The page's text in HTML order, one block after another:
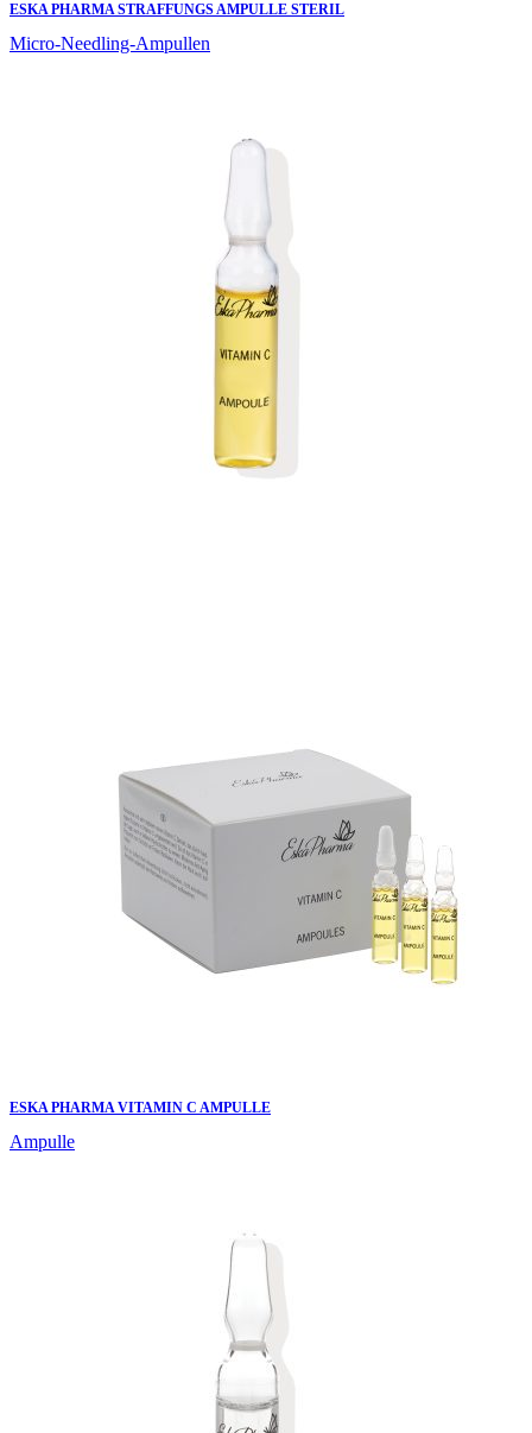
ESKA PHARMA STRAFFUNGS AMPULLE STERIL
Micro-Needling-Ampullen
ESKA PHARMA VITAMIN C AMPULLE
Ampulle